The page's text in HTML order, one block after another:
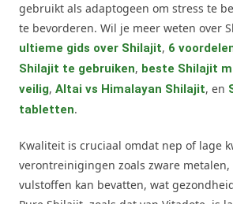
gebruikt als adaptogeen om stress te
te bevorderen. Wil je meer weten over
ultieme gids over Shilajit, 6
Shilajit te gebruiken, beste Shilajit
veilig, Altai vs Himalayan Shilajit, en
tabletten.
Kwaliteit is cruciaal omdat nep of lage
verontreinigingen zoals zware
vulstoffen kan bevatten, wat